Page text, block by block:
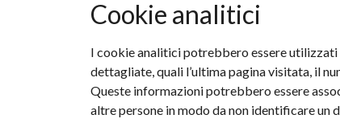
Cookie analitici
I cookie analitici potrebbero essere
dettagliate, quali l’ultima pagina visitata, il
Queste informazioni potrebbero essere
altre persone in modo da non identificare